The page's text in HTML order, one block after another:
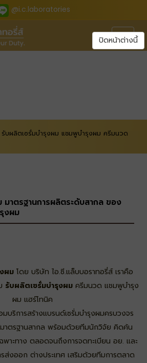
@i.c.laboratories
รับผลิตเซรั่มบำรุงผม แชมพูบำรุงผม ครีมนวด
มาตรฐานการผลิตระดับสากล ของ
งผม
ผมโดย บริษัท ไอ.ซี.แล็บบอราทอรี่ส์ เราคือ
รับผลิตเซรั่มบำรุงผม ครีมนวด แชมพูบำรุง
ผม แฮร์โทนิค
ริการสร้างแบรนด์เซรั่มบำรุงผมครบวงจร
าตรฐานสากล พร้อมด้วยทีมนักวิจัย คิดค้น
าะทาง ตลอดจนถึงการจดทะเบียน อย. และ
ส่งออก ต่างประเทศ เสริมด้วยทีมการตลาด
ปิดหน้าต่างนี้